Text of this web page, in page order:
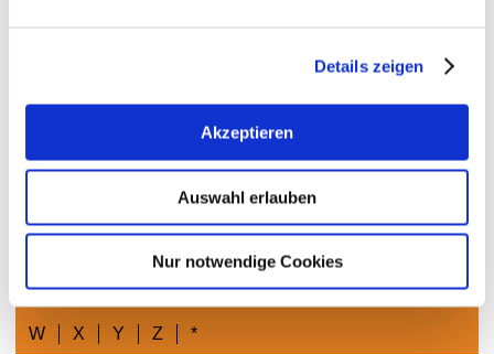
Details zeigen
Akzeptieren
Auswahl erlauben
Nur notwendige Cookies
0 Hits
Artikel alfabetisch filteren:
G
L M N O P Q R S T U V
W X Y Z *